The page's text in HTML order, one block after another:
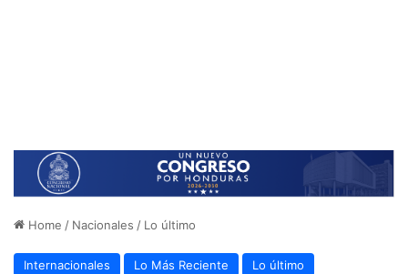
Home / Nacionales / Lo último
Internacionales Lo Más Reciente Lo último